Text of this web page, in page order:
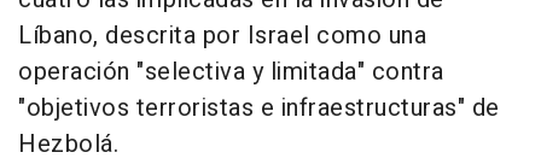
Líbano, descrita por Israel como una
operación "selectiva y limitada" contra
"objetivos terroristas e infraestructuras" de
Hezbolá.